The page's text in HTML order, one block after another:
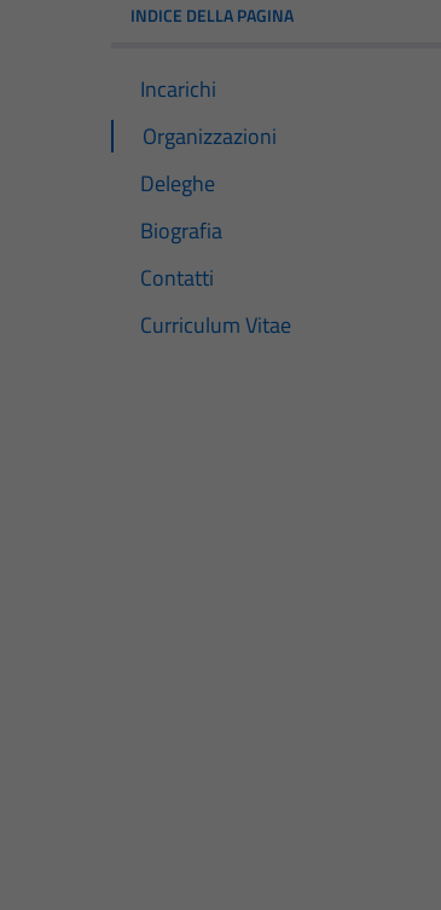
INDICE DELLA PAGINA
Incarichi
Organizzazioni
Deleghe
Biografia
Contatti
Curriculum Vitae